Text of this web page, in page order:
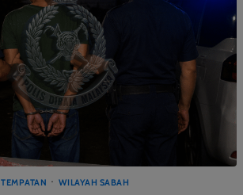
TEMPATAN WILAYAH SABAH